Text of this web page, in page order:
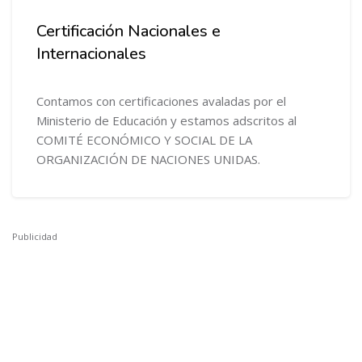
Certificación Nacionales e
Internacionales
Contamos con certificaciones avaladas por el
Ministerio de Educación y estamos adscritos al
COMITÉ ECONÓMICO Y SOCIAL DE LA
ORGANIZACIÓN DE NACIONES UNIDAS.
Salta [Cocoon] Custom HTML
Publicidad